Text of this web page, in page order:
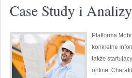
Case Study i
Platforma
konkretne
także
online.